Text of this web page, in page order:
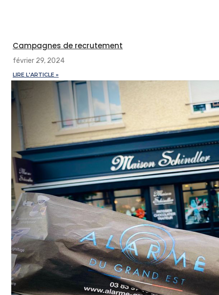
Campagnes de recrutement
février 29, 2024
LIRE L'ARTICLE »